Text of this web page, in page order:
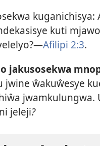
kuti
Afilipi 2:3.
jakusosekwa
jwine ŵakuŵesye
jwamkulungwa.
jeleji?